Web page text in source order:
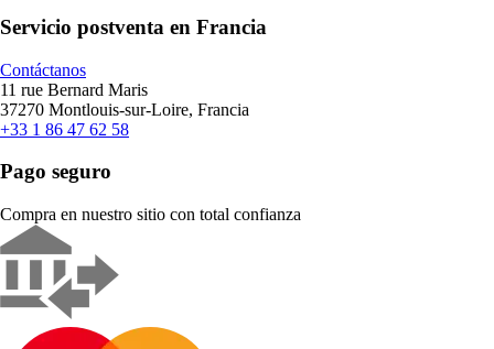
Servicio postventa en Francia
Contáctanos
11 rue Bernard Maris
37270 Montlouis-sur-Loire, Francia
+33 1 86 47 62 58
Pago seguro
Compra en nuestro sitio con total confianza